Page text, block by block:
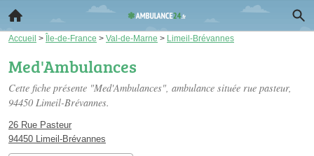
Accueil > Île-de-France > Val-de-Marne > Limeil-Brévannes
Med'Ambulances
Cette fiche présente "Med'Ambulances", ambulance située rue pasteur,
94450 Limeil-Brévannes.
26 Rue Pasteur
94450 Limeil-Brévannes